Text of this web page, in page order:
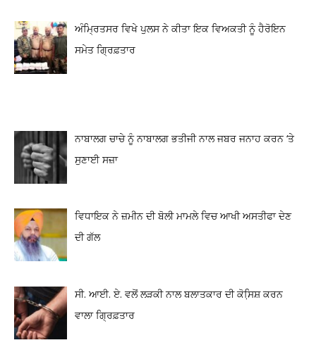
ਅੰਮ੍ਰਿਤਸਰ ਵਿਖੇ ਪੁਲਸ ਨੇ ਕੀਤਾ ਇਕ ਵਿਅਕਤੀ ਨੂੰ ਹੈਰੋਇਨ
ਸਮੇਤ ਗ੍ਰਿਫ਼ਤਾਰ
ਨਾਬਾਲਗ ਚਾਚੇ ਨੂੰ ਨਾਬਾਲਗ ਭਤੀਜੀ ਨਾਲ ਜਬਰ ਜਨਾਹ ਕਰਨ ‘ਤੇ
ਸੁਣਾਈ ਸਜ਼ਾ
ਵਿਧਾਇਕ ਨੇ ਜ਼ਮੀਨ ਦੀ ਬੋਲੀ ਮਾਮਲੇ ਵਿਚ ਆਖੀ ਅਸਤੀਫਾ ਦੇਣ
ਦੀ ਗੱਲ
ਸੀ. ਆਈ. ਏ. ਵਲੋਂ ਲੜਕੀ ਨਾਲ ਬਲਾਤਕਾਰ ਦੀ ਕੋਸਿ਼ਸ਼ ਕਰਨ
ਵਾਲਾ ਗ੍ਰਿਫ਼ਤਾਰ